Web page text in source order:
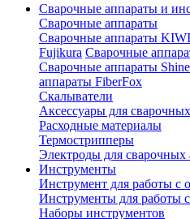
Сварочные аппараты и
Сварочные аппараты
Сварочные аппараты KIWI
Fujikura Сварочные
Сварочные аппараты
аппараты FiberFox
Скалыватели
Аксессуары для
Расходные материалы
Термострипперы
Электроды для сварочных
Инструменты
Инструмент для работы с
Инструменты для работы
Наборы инструментов